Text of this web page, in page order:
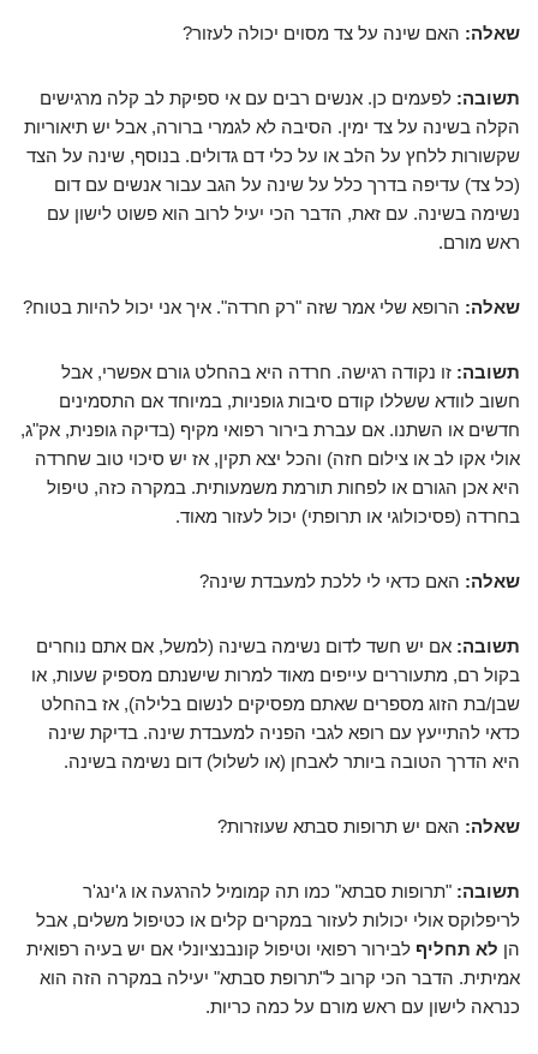
שאלה: האם שינה על צד מסוים יכולה לעזור?
תשובה: לפעמים כן. אנשים רבים עם אי ספיקת לב קלה מרגישים
הקלה בשינה על צד ימין. הסיבה לא לגמרי ברורה, אבל יש תיאוריות
שקשורות ללחץ על הלב או על כלי דם גדולים. בנוסף, שינה על הצד
(כל צד) עדיפה בדרך כלל על שינה על הגב עבור אנשים עם דום
נשימה בשינה. עם זאת, הדבר הכי יעיל לרוב הוא פשוט לישון עם
ראש מורם.
שאלה: הרופא שלי אמר שזה "רק חרדה". איך אני יכול להיות בטוח?
תשובה: זו נקודה רגישה. חרדה היא בהחלט גורם אפשרי, אבל
חשוב לוודא ששללו קודם סיבות גופניות, במיוחד אם התסמינים
חדשים או השתנו. אם עברת בירור רפואי מקיף (בדיקה גופנית, אק"ג,
אולי אקו לב או צילום חזה) והכל יצא תקין, אז יש סיכוי טוב שחרדה
היא אכן הגורם או לפחות תורמת משמעותית. במקרה כזה, טיפול
בחרדה (פסיכולוגי או תרופתי) יכול לעזור מאוד.
שאלה: האם כדאי לי ללכת למעבדת שינה?
תשובה: אם יש חשד לדום נשימה בשינה (למשל, אם אתם נוחרים
בקול רם, מתעוררים עייפים מאוד למרות שישנתם מספיק שעות, או
שבן/בת הזוג מספרים שאתם מפסיקים לנשום בלילה), אז בהחלט
כדאי להתייעץ עם רופא לגבי הפניה למעבדת שינה. בדיקת שינה
היא הדרך הטובה ביותר לאבחן (או לשלול) דום נשימה בשינה.
שאלה: האם יש תרופות סבתא שעוזרות?
תשובה: "תרופות סבתא" כמו תה קמומיל להרגעה או ג'ינג'ר
לריפלוקס אולי יכולות לעזור במקרים קלים או כטיפול משלים, אבל
הן לא תחליף לבירור רפואי וטיפול קונבנציונלי אם יש בעיה רפואית
אמיתית. הדבר הכי קרוב ל"תרופת סבתא" יעילה במקרה הזה הוא
כנראה לישון עם ראש מורם על כמה כריות.